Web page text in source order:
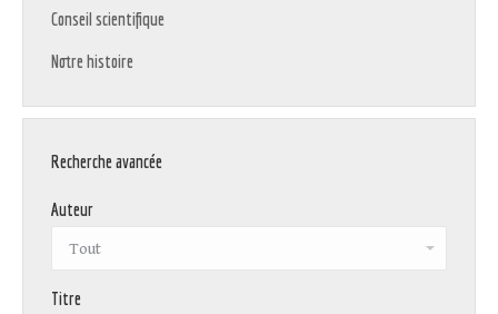
Conseil scientifique
Notre histoire
Recherche avancée
Auteur
Titre